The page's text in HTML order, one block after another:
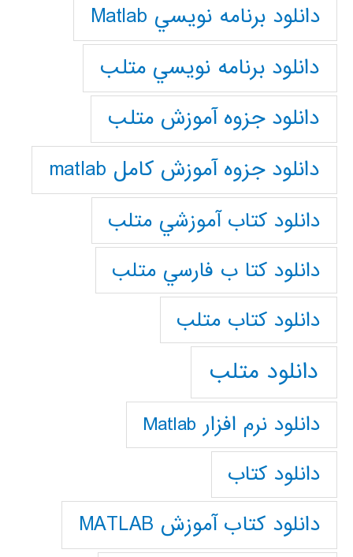
دانلود برنامه نويسي Matlab
دانلود برنامه نويسي متلب
دانلود جزوه آموزش متلب
دانلود جزوه آموزش کامل matlab
دانلود كتاب آموزشي متلب
دانلود كتا ب فارسي متلب
دانلود كتاب متلب
دانلود متلب
دانلود نرم افزار Matlab
دانلود کتاب
دانلود کتاب آموزش MATLAB